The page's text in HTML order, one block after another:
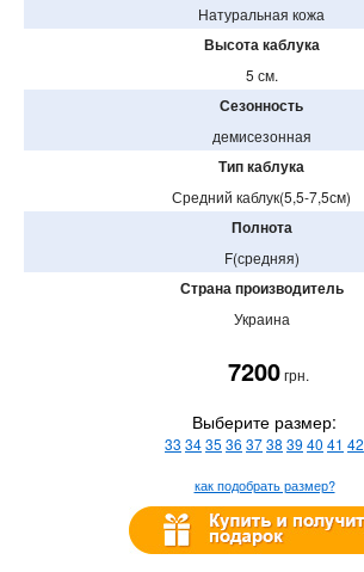
Натуральная кожа
Высота каблука
5 см.
Сезонность
демисезонная
Тип каблука
Средний каблук(5,5-7,5см)
Полнота
F(средняя)
Страна производитель
Украина
7200грн.
Выберите размер:
33 3435 36 3738 39 40 41 42
как подобрать размер?